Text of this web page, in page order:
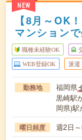
NEW
【8月～OK
マンション
職種未経験OK
WEB登録OK 派遣
勤務地 福岡県
黒崎駅
岡県)
曜日頻度 週2日